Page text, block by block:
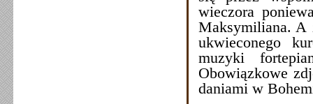
wieczora
Maksymiliana. A
ukwieconego
muzyki
Obowiązkowe
daniami w